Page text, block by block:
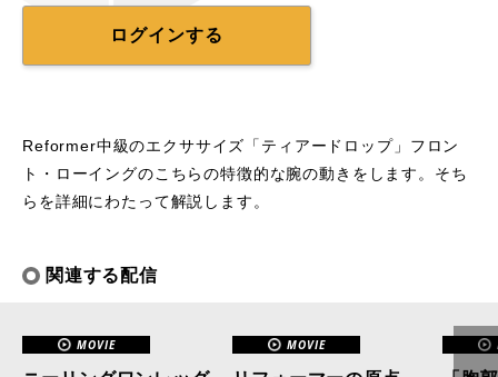
ログインする
Reformer中級のエクササイズ「ティアードロップ」フロン
ト・ローイングのこちらの特徴的な腕の動きをします。そち
らを詳細にわたって解説します。
関連する配信
MOVIE MOVIE